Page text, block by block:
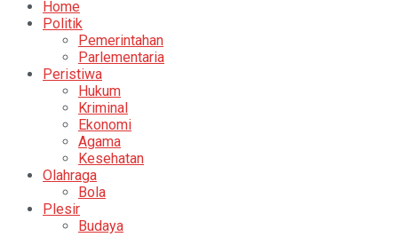
Home
Politik
Pemerintahan
Parlementaria
Peristiwa
Hukum
Kriminal
Ekonomi
Agama
Kesehatan
Olahraga
Bola
Plesir
Budaya